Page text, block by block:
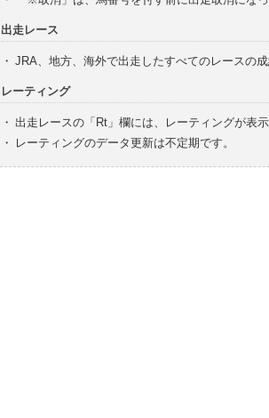
出走レース
・ JRA、地方、海外で出走したすべてのレースの
レーティング
・ 出走レースの「Rt」欄には、レーティングが表
・
レーティングのデータ更新は不定期です。